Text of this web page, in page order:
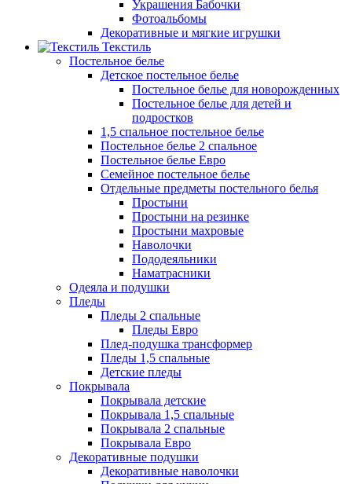
Украшения Бабочки
Фотоальбомы
Декоративные и мягкие игрушки
Текстиль
Постельное белье
Детское постельное белье
Постельное белье для новорожденных
Постельное белье для детей и
подростков
1,5 спальное постельное белье
Постельное белье 2 спальное
Постельное белье Евро
Семейное постельное белье
Отдельные предметы постельного белья
Простыни
Простыни на резинке
Простыни махровые
Наволочки
Пододеяльники
Наматрасники
Одеяла и подушки
Пледы
Пледы 2 спальные
Пледы Евро
Плед-подушка трансформер
Пледы 1,5 спальные
Детские пледы
Покрывала
Покрывала детские
Покрывала 1,5 спальные
Покрывала 2 спальные
Покрывала Евро
Декоративные подушки
Декоративные наволочки